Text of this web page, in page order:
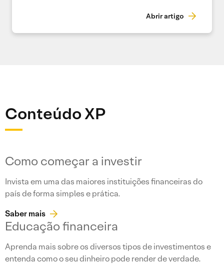
Abrir artigo
Conteúdo XP
Como começar a investir
Invista em uma das maiores instituições financeiras do
país de forma simples e prática.
Saber mais
Educação financeira
Aprenda mais sobre os diversos tipos de investimentos e
entenda como o seu dinheiro pode render de verdade.